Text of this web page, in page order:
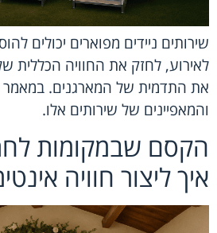
שירותים ניידים מפוארים יכולים
לאירוע, לחזק את החוויה הכללית
את התדמית של המארגנים. במאמר
והמאפיינים של שירותים אלו.
הקסם שבמקומות
איך ליצור חוויה